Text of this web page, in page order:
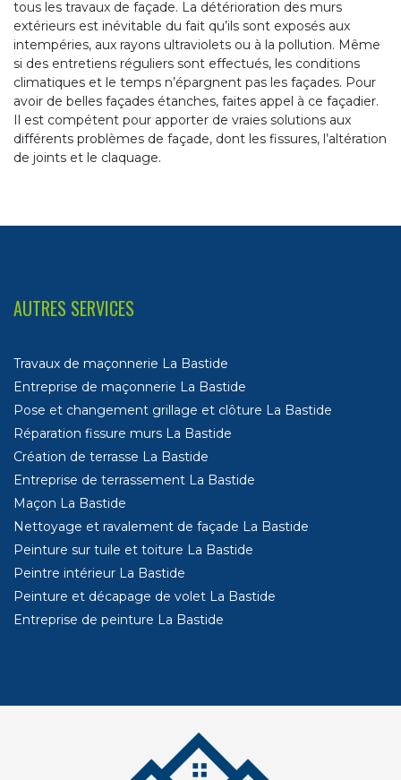
tous les travaux de façade. La détérioration des murs
extérieurs est inévitable du fait qu’ils sont exposés aux
intempéries, aux rayons ultraviolets ou à la pollution. Même
si des entretiens réguliers sont effectués, les conditions
climatiques et le temps n’épargnent pas les façades. Pour
avoir de belles façades étanches, faites appel à ce façadier.
Il est compétent pour apporter de vraies solutions aux
différents problèmes de façade, dont les fissures, l’altération
de joints et le claquage.
AUTRES SERVICES
Travaux de maçonnerie La Bastide
Entreprise de maçonnerie La Bastide
Pose et changement grillage et clôture La Bastide
Réparation fissure murs La Bastide
Création de terrasse La Bastide
Entreprise de terrassement La Bastide
Maçon La Bastide
Nettoyage et ravalement de façade La Bastide
Peinture sur tuile et toiture La Bastide
Peintre intérieur La Bastide
Peinture et décapage de volet La Bastide
Entreprise de peinture La Bastide